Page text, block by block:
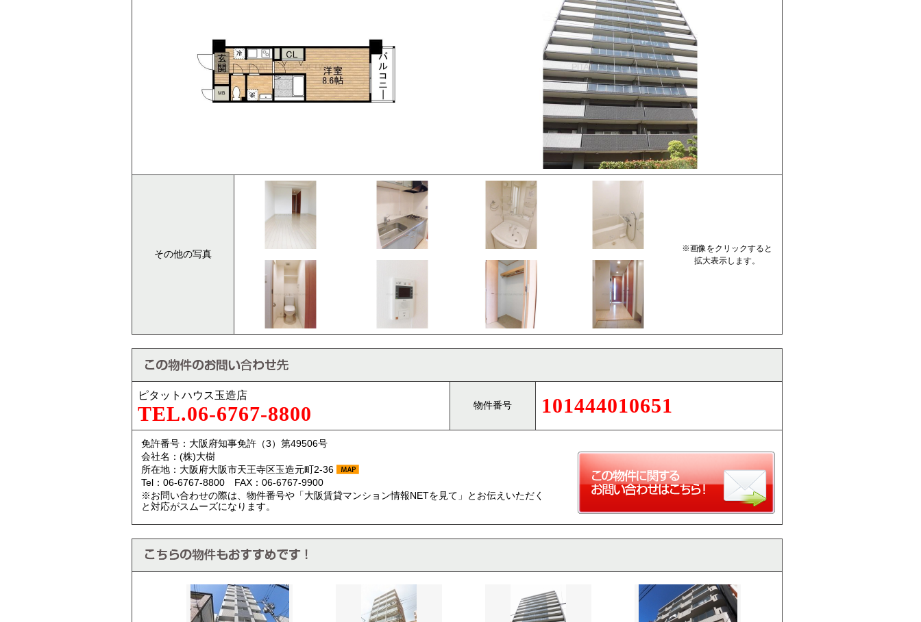
その他の写真
※画像をクリックすると
拡大表示します。
ピタットハウス玉造店
TEL.06-6767-8800 物件番号 101444010651
免許番号：大阪府知事免許（3）第49506号
会社名：(株)大樹
所在地：大阪府大阪市天王寺区玉造元町2-36
Tel：06-6767-8800 FAX：06-6767-9900
※お問い合わせの際は、物件番号や「大阪賃貸マンション情報NETを見て」とお伝えいただく
と対応がスムーズになります。